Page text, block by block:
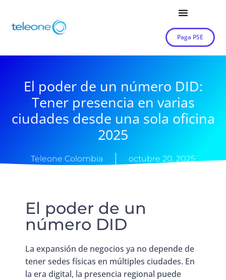
Paga PSE
El poder de un número DID:
Tener presencia en varias
ciudades desde una sola oficina
2025
Teleone Colombia octubre 20, 2025
El poder de un
número DID
La expansión de negocios ya no depende de
tener sedes físicas en múltiples ciudades. En
la era digital, la presencia regional puede